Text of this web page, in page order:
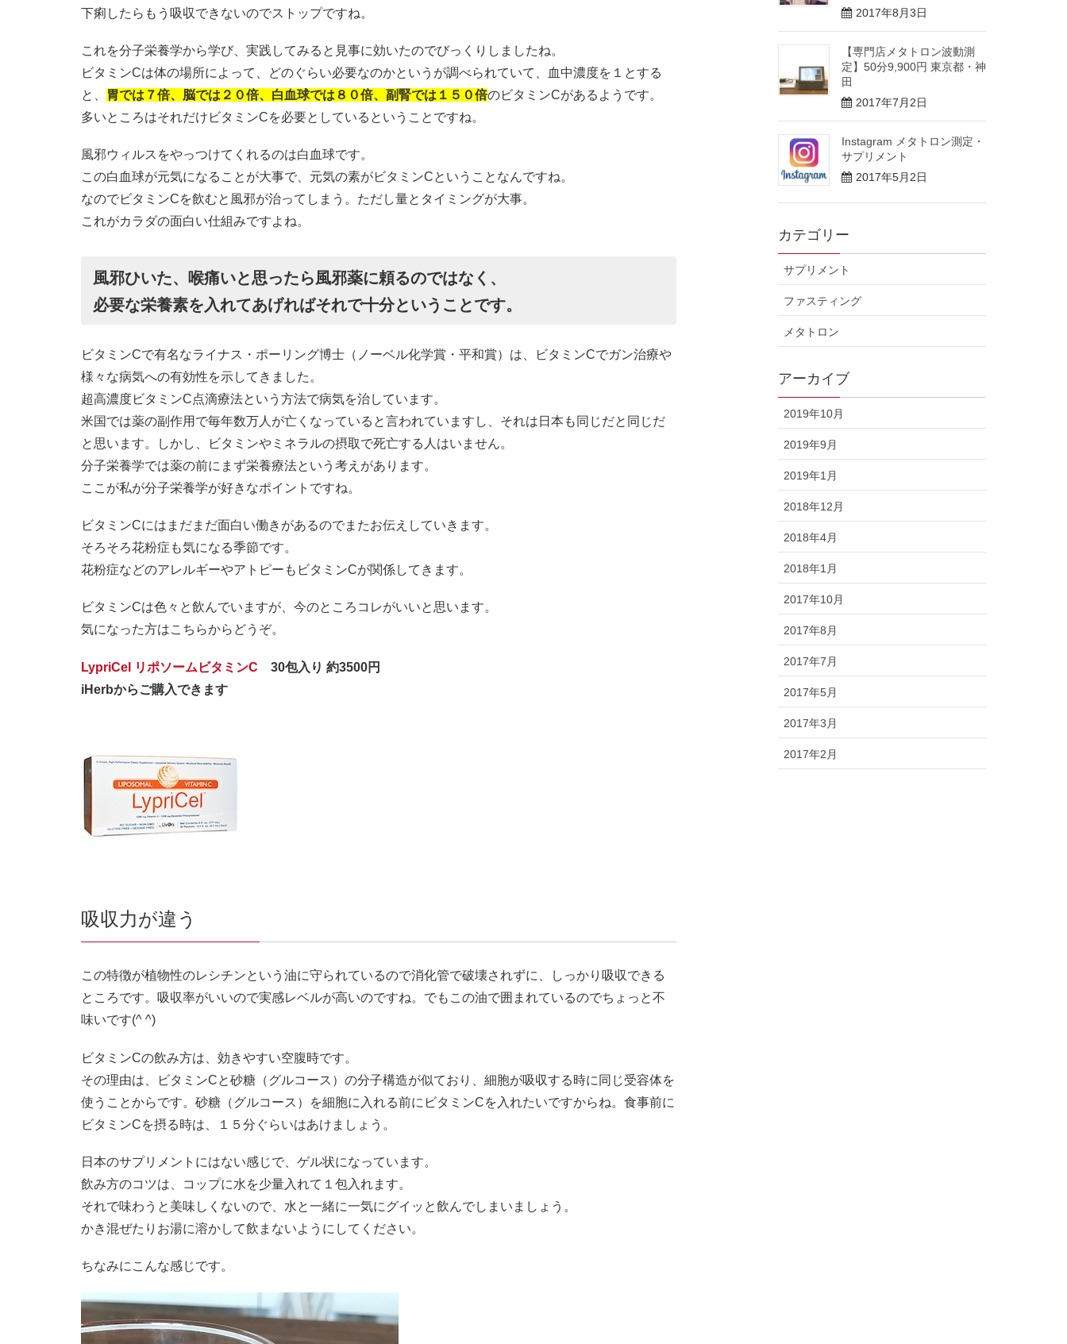
下痢したらもう吸収できないのでストップですね。
これを分子栄養学から学び、実践してみると見事に効いたのでびっくりしましたね。
ビタミンCは体の場所によって、どのぐらい必要なのかというが調べられていて、血中濃度を１とする
と、
胃では７倍、脳では２０倍、白血球では８０倍、副腎では１５０倍のビタミンCがあるようです。
多いところはそれだけビタミンCを必要としているということですね。
風邪ウィルスをやっつけてくれるのは白血球です。
この白血球が元気になることが大事で、元気の素がビタミンCということなんですね。
なのでビタミンCを飲むと風邪が治ってしまう。ただし量とタイミングが大事。
これがカラダの面白い仕組みですよね。
風邪ひいた、喉痛いと思ったら風邪薬に頼るのではなく、
必要な栄養素を入れてあげればそれで十分ということです。
ビタミンCで有名なライナス・ポーリング博士（ノーベル化学賞・平和賞）は、ビタミンCでガン治療や
様々な病気への有効性を示してきました。
超高濃度ビタミンC点滴療法という方法で病気を治しています。
米国では薬の副作用で毎年数万人が亡くなっていると言われていますし、それは日本も同じだと同じだ
と思います。しかし、ビタミンやミネラルの摂取で死亡する人はいません。
分子栄養学では薬の前にまず栄養療法という考えがあります。
ここが私が分子栄養学が好きなポイントですね。
ビタミンCにはまだまだ面白い働きがあるのでまたお伝えしていきます。
そろそろ花粉症も気になる季節です。
花粉症などのアレルギーやアトピーもビタミンCが関係してきます。
ビタミンCは色々と飲んでいますが、今のところコレがいいと思います。
気になった方はこちらからどうぞ。
LypriCel リポソームビタミンC 30包入り 約3500円
iHerbからご購入できます
吸収力が違う
この特徴が植物性のレシチンという油に守られているので消化管で破壊されずに、しっかり吸収できる
ところです。吸収率がいいので実感レベルが高いのですね。でもこの油で囲まれているのでちょっと不
味いです(^ ^)
ビタミンCの飲み方は、効きやすい空腹時です。
その理由は、ビタミンCと砂糖（グルコース）の分子構造が似ており、細胞が吸収する時に同じ受容体を
使うことからです。砂糖（グルコース）を細胞に入れる前にビタミンCを入れたいですからね。食事前に
ビタミンCを摂る時は、１５分ぐらいはあけましょう。
日本のサプリメントにはない感じで、ゲル状になっています。
飲み方のコツは、コップに水を少量入れて１包入れます。
それで味わうと美味しくないので、水と一緒に一気にグイッと飲んでしまいましょう。
かき混ぜたりお湯に溶かして飲まないようにしてください。
ちなみにこんな感じです。
2017年8月3日
【専門店メタトロン波動測
定】50分9,900円 東京都・神
田
2017年7月2日
Instagram メタトロン測定・
サプリメント
2017年5月2日
カテゴリー
サプリメント
ファスティング
メタトロン
アーカイブ
2019年10月
2019年9月
2019年1月
2018年12月
2018年4月
2018年1月
2017年10月
2017年8月
2017年7月
2017年5月
2017年3月
2017年2月